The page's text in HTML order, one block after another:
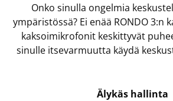
Onko sinulla ongelmia
ympäristössä? Ei enää RONDO 3:n
kaksoimikrofonit keskittyvät
sinulle itsevarmuutta käydä
Älykäs hallinta